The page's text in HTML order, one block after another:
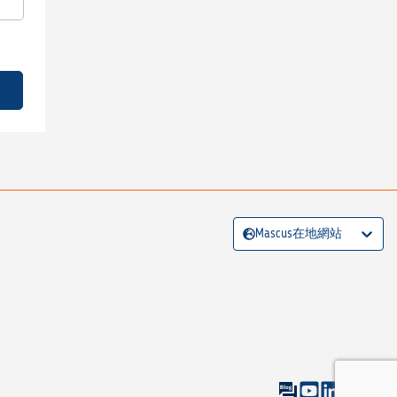
Mascus在地網站